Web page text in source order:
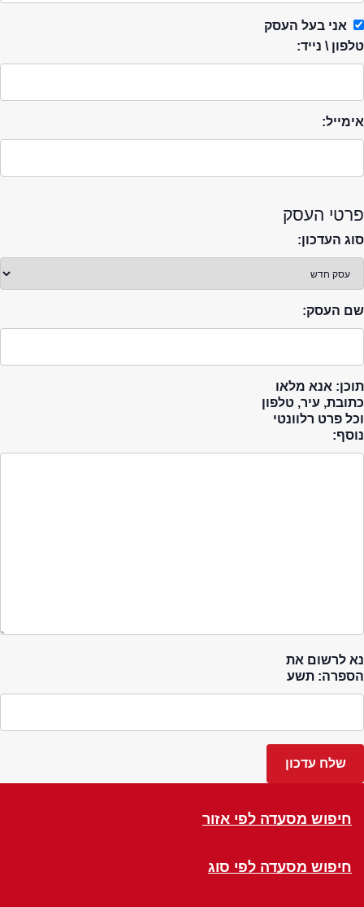
אני בעל העסק
טלפון \ נייד:
אימייל:
פרטי העסק
סוג העדכון:
שם העסק:
תוכן: אנא מלאו
כתובת, עיר, טלפון
וכל פרט רלוונטי
נוסף:
נא לרשום את
הספרה: תשע
חיפוש מסעדה לפי אזור
חיפוש מסעדה לפי סוג